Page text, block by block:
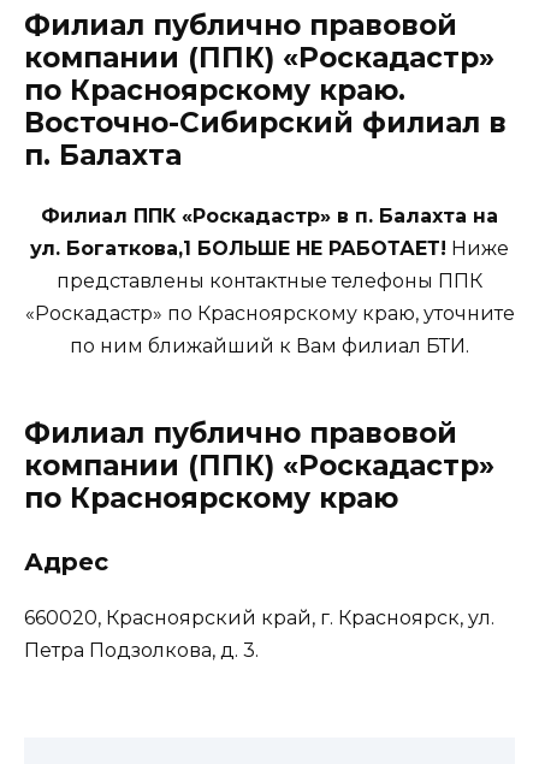
Филиал публично правовой
компании (ППК) «Роскадастр»
по Красноярскому краю.
Восточно-Сибирский филиал в
п. Балахта
Филиал ППК «Роскадастр» в п. Балахта на
ул. Богаткова,1 БОЛЬШЕ НЕ РАБОТАЕТ! Ниже
представлены контактные телефоны ППК
«Роскадастр» по Красноярскому краю, уточните
по ним ближайший к Вам филиал БТИ.
Филиал публично правовой
компании (ППК) «Роскадастр»
по Красноярскому краю
Адрес
660020, Красноярский край, г. Красноярск, ул.
Петра Подзолкова, д. 3.